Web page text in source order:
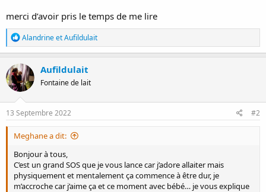
merci d’avoir pris le temps de me lire
R
é
a
c
t
i
o
n
s
AlandrineetAufildulait
Aufildulait
Fontaine de lait
13 Septembre 2022 #2
Meghane a dit:
Bonjour à tous,
C’est un grand SOS que je vous lance car j’adore allaiter mais
physiquement et mentalement ça commence à être dur, je
m’accroche car j’aime ça et ce moment avec bébé… je vous explique